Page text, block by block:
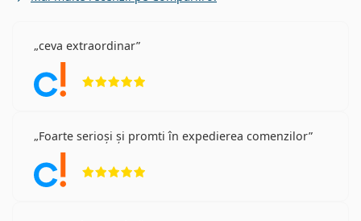
ceva extraordinar
Foarte serioși și promti în expedierea comenzilor